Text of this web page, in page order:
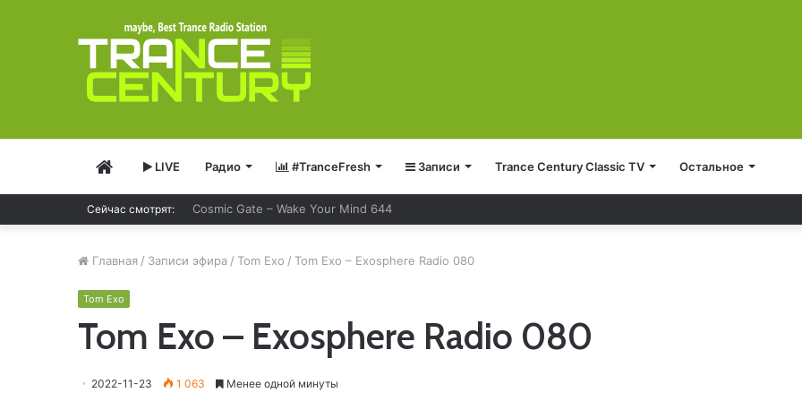
ГлавнаяLIVE Радио #TranceFresh Записи Trance Century Classic TV Остальное
Сейчас смотрят: Bobina – Russia Goes Clubbing 929
Главная / Записи эфира / Tom Exo / Tom Exo – Exosphere Radio 080
Tom Exo
Tom Exo – Exosphere Radio 080
2022-11-23 1 063 Менее одной минуты